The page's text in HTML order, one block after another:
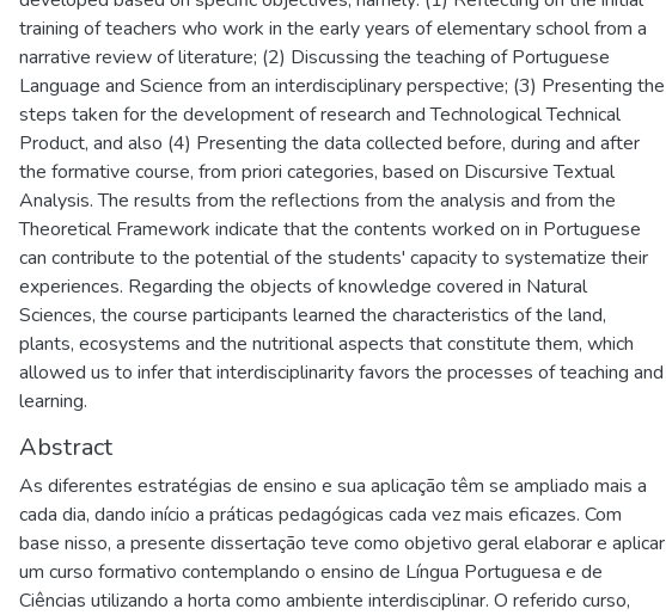
training of teachers who work in the early years of elementary school from a
narrative review of literature; (2) Discussing the teaching of Portuguese
Language and Science from an interdisciplinary perspective; (3) Presenting the
steps taken for the development of research and Technological Technical
Product, and also (4) Presenting the data collected before, during and after
the formative course, from priori categories, based on Discursive Textual
Analysis. The results from the reflections from the analysis and from the
Theoretical Framework indicate that the contents worked on in Portuguese
can contribute to the potential of the students' capacity to systematize their
experiences. Regarding the objects of knowledge covered in Natural
Sciences, the course participants learned the characteristics of the land,
plants, ecosystems and the nutritional aspects that constitute them, which
allowed us to infer that interdisciplinarity favors the processes of teaching and
learning.
Abstract
As diferentes estratégias de ensino e sua aplicação têm se ampliado mais a
cada dia, dando início a práticas pedagógicas cada vez mais eficazes. Com
base nisso, a presente dissertação teve como objetivo geral elaborar e aplicar
um curso formativo contemplando o ensino de Língua Portuguesa e de
Ciências utilizando a horta como ambiente interdisciplinar. O referido curso,